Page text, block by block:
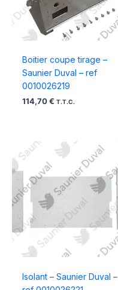
Boitier coupe tirage –
Saunier Duval – ref
0010026219
114,70 € T.T.C.
Isolant – Saunier Duval –